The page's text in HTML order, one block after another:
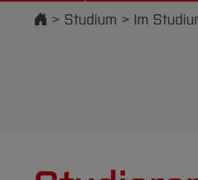
Startseite
Studium Im